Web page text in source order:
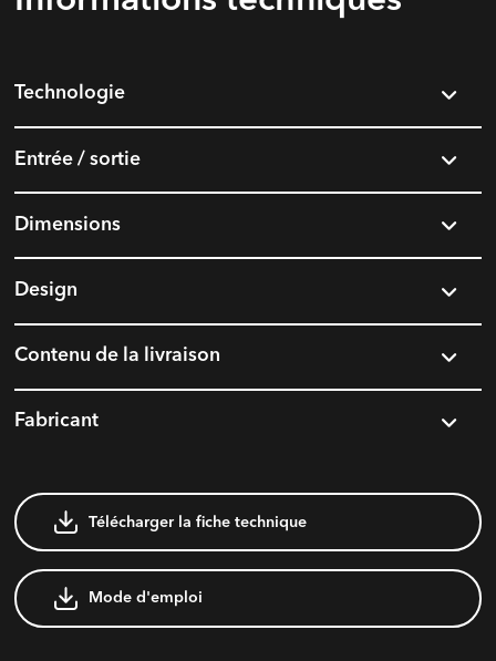
Technologie
Entrée / sortie
Dimensions
Design
Contenu de la livraison
Fabricant
Télécharger la fiche technique
Mode d'emploi